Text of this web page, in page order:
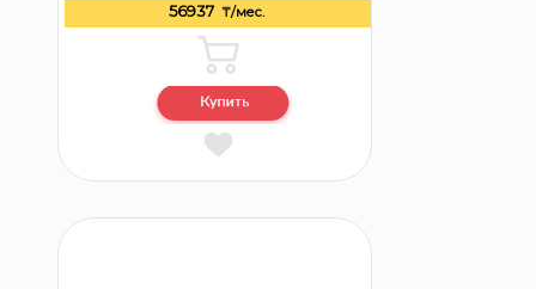
56937 ₸/мес.